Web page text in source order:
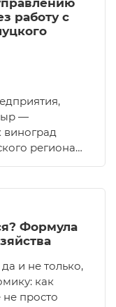
работу с
—
виноград
региона…
Формула
и не только,
как
не просто